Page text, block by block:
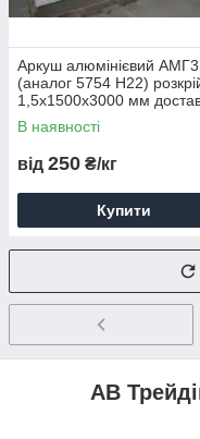
Аркуш алюмінієвий АМГ3
(аналог 5754 Н22)
1,5х1500х3000 мм
порізування паковання
В наявності
від 250 ₴/кг
Купити
АВ